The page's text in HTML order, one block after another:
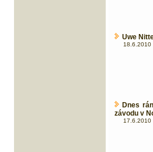
Uwe
18.6.2010
Dnes
závodu v
17.6.2010